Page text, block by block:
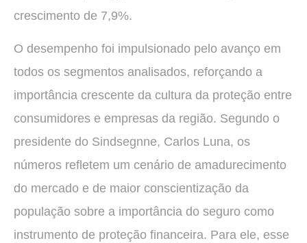
crescimento de 7,9%.
O desempenho foi impulsionado pelo avanço em
todos os segmentos analisados, reforçando a
importância crescente da cultura da proteção entre
consumidores e empresas da região. Segundo o
presidente do Sindsegnne, Carlos Luna, os
números refletem um cenário de amadurecimento
do mercado e de maior conscientização da
população sobre a importância do seguro como
instrumento de proteção financeira. Para ele, esse